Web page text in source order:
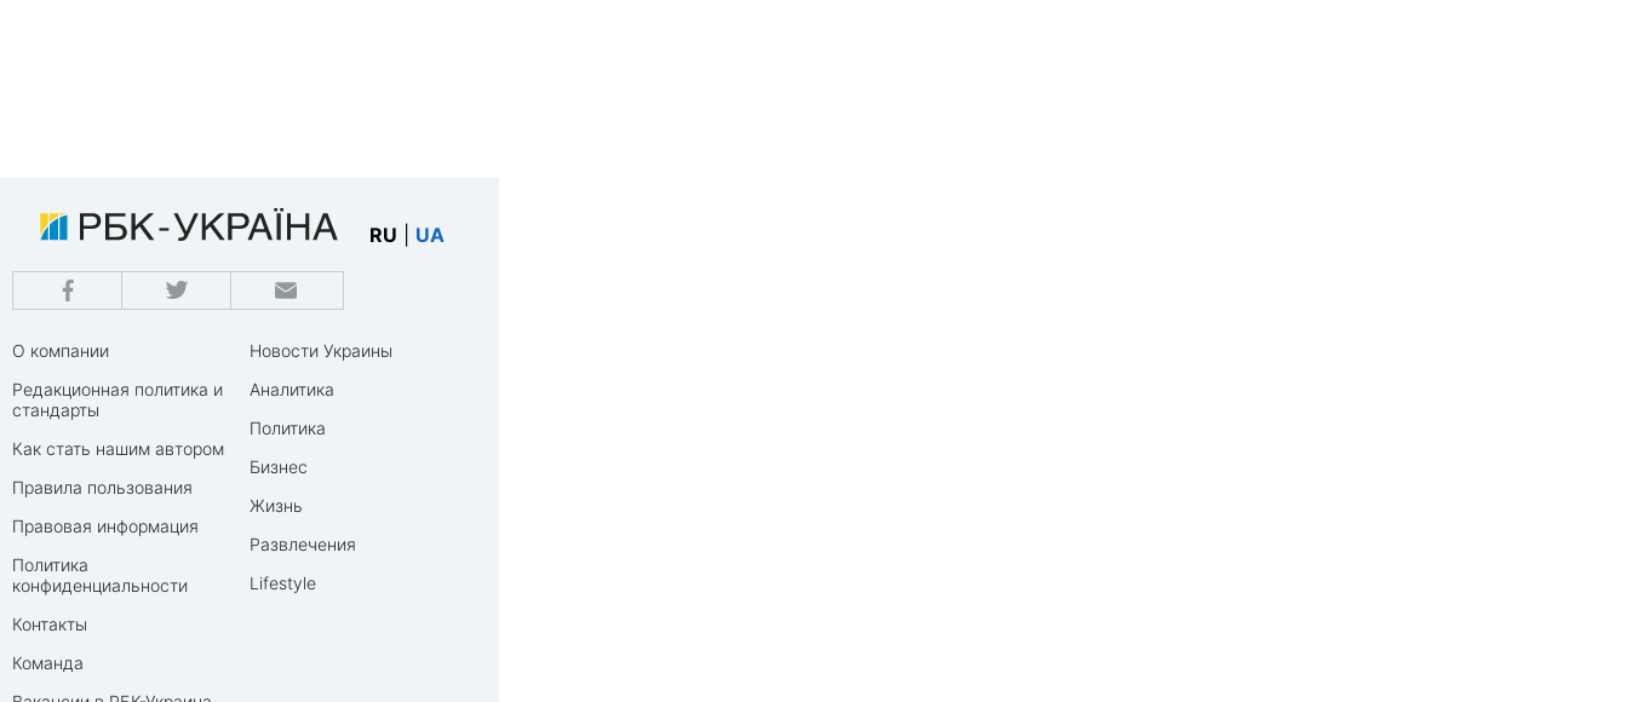
RU UA
О компании
Редакционная политика и
стандарты
Как стать нашим автором
Правила пользования
Правовая информация
Политика
конфиденциальности
Контакты
Команда
Новости Украины
Аналитика
Политика
Бизнес
Жизнь
Развлечения
Lifestyle